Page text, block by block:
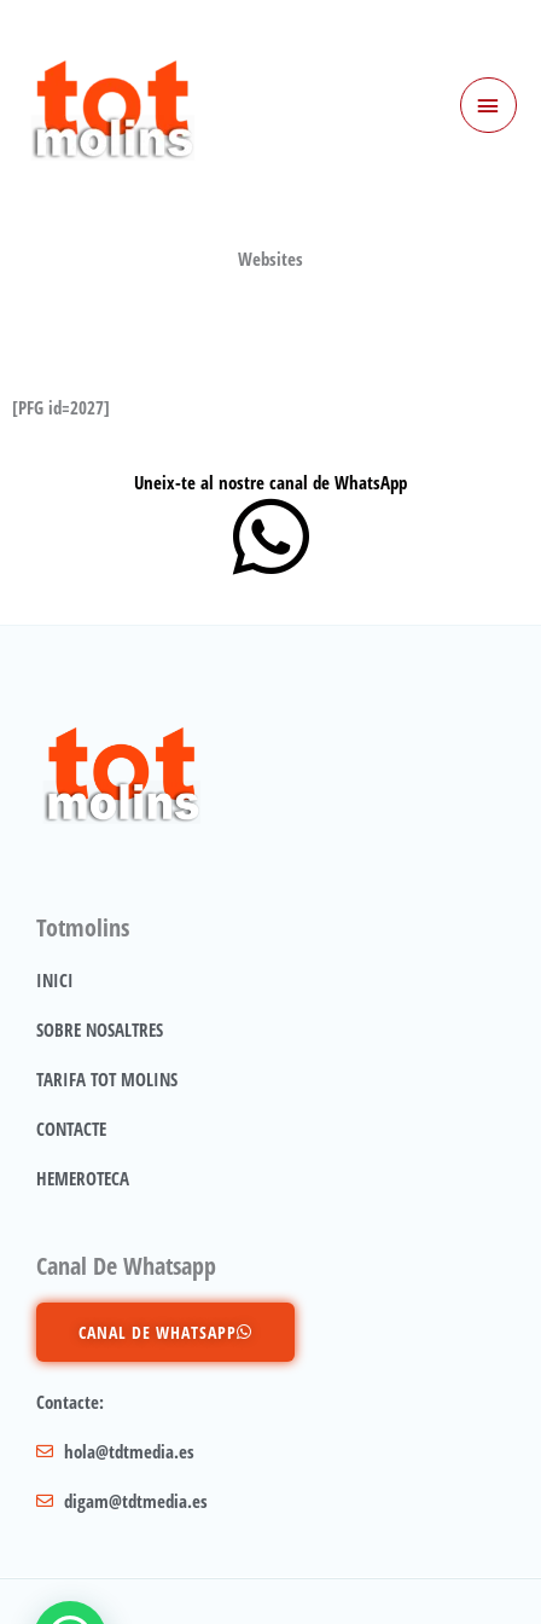
contenido
Websites
[PFG id=2027]
Uneix-te al nostre canal de WhatsApp
Totmolins
INICI
SOBRE NOSALTRES
TARIFA TOT MOLINS
CONTACTE
HEMEROTECA
Canal De Whatsapp
CANAL DE WHATSAPP
Contacte:
hola@tdtmedia.es
digam@tdtmedia.es